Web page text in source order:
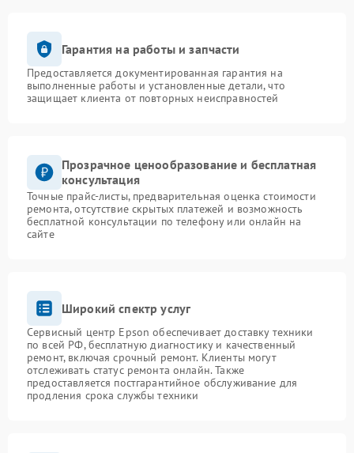
Гарантия на работы и запчасти
Предоставляется документированная гарантия на
выполненные работы и установленные детали, что
защищает клиента от повторных неисправностей
Прозрачное ценообразование и бесплатная
консультация
Точные прайс-листы, предварительная оценка стоимости
ремонта, отсутствие скрытых платежей и возможность
бесплатной консультации по телефону или онлайн на
сайте
Широкий спектр услуг
Сервисный центр Epson обеспечивает доставку техники
по всей РФ, бесплатную диагностику и качественный
ремонт, включая срочный ремонт. Клиенты могут
отслеживать статус ремонта онлайн. Также
предоставляется постгарантийное обслуживание для
продления срока службы техники